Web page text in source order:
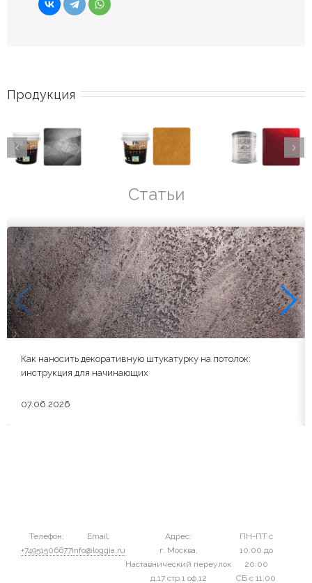
Продукция
Статьи
Как наносить декоративную штукатурку на потолок:
инструкция для начинающих
07.06.2026
Телефон:
+74951506677
Email:
info@loggia.ru
Адрес:
г. Москва,
Наставнический переулок
д.17 стр.1 оф.12
ПН-ПТ с
10:00 до
20:00
СБ с 11:00